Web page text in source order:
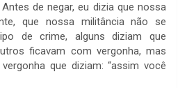
de negar, eu dizia que nossa
que nossa militância não se
de crime, alguns diziam que
ficavam com vergonha, mas
que diziam: “assim você